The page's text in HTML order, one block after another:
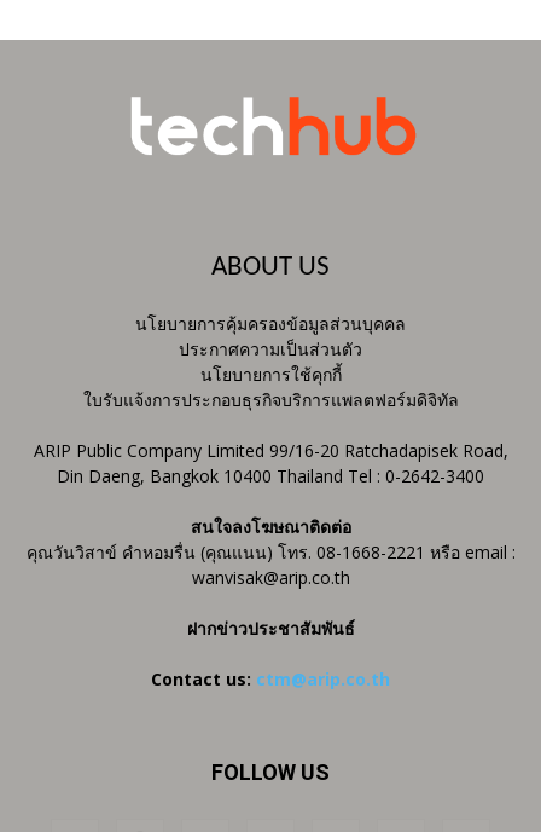
ABOUT US
นโยบายการคุ้มครองข้อมูลส่วนบุคคล
ประกาศความเป็นส่วนตัว
นโยบายการใช้คุกกี้
ใบรับแจ้งการประกอบธุรกิจบริการแพลตฟอร์มดิจิทัล
ARIP Public Company Limited 99/16-20 Ratchadapisek Road,
Din Daeng, Bangkok 10400 Thailand Tel : 0-2642-3400
สนใจลงโฆษณาติดต่อ
คุณวันวิสาข์ คำหอมรื่น (คุณแนน) โทร. 08-1668-2221 หรือ email :
wanvisak@arip.co.th
ฝากข่าวประชาสัมพันธ์
Contact us: ctm@arip.co.th
FOLLOW US